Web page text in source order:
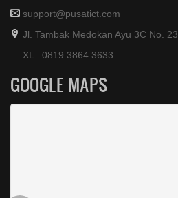
support@pusatict.com
Jl. Tambak Medokan Ayu 3C No. 23
XL : 0819 3864 3633
GOOGLE MAPS